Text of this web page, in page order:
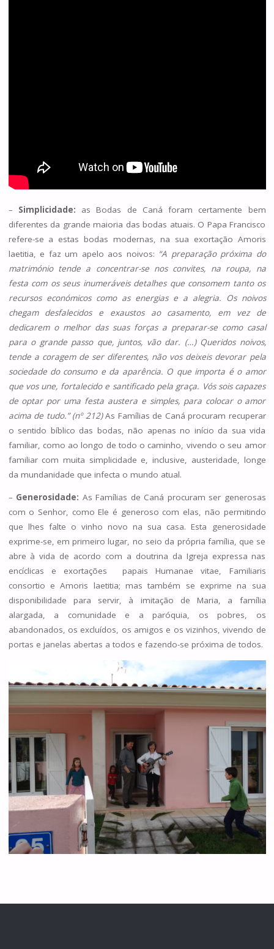
– Simplicidade: as Bodas de Caná foram certamente bem
diferentes da grande maioria das bodas atuais. O Papa Francisco
refere-se a estas bodas modernas, na sua exortação Amoris
laetitia, e faz um apelo aos noivos: “A preparação próxima do
matrimónio tende a concentrar-se nos convites, na roupa, na
festa com os seus inumeráveis detalhes que consomem tanto os
recursos económicos como as energias e a alegria. Os noivos
chegam desfalecidos e exaustos ao casamento, em vez de
dedicarem o melhor das suas forças a preparar-se como casal
para o grande passo que, juntos, vão dar. (…) Queridos noivos,
tende a coragem de ser diferentes, não vos deixeis devorar pela
sociedade do consumo e da aparência. O que importa é o amor
que vos une, fortalecido e santificado pela graça. Vós sois capazes
de optar por uma festa austera e simples, para colocar o amor
acima de tudo.” (nº 212)As Famílias de Caná procuram recuperar
o sentido bíblico das bodas, não apenas no início da sua vida
familiar, como ao longo de todo o caminho, vivendo o seu amor
familiar com muita simplicidade e, inclusive, austeridade, longe
da mundanidade que infecta o mundo atual.
– Generosidade: As Famílias de Caná procuram ser generosas
com o Senhor, como Ele é generoso com elas, não permitindo
que lhes falte o vinho novo na sua casa. Esta generosidade
exprime-se, em primeiro lugar, no seio da própria família, que se
abre à vida de acordo com a doutrina da Igreja expressa nas
encíclicas e exortações papais Humanae vitae, Familiaris
consortio e Amoris laetitia; mas também se exprime na sua
disponibilidade para servir, à imitação de Maria, a família
alargada, a comunidade e a paróquia, os pobres, os
abandonados, os excluídos, os amigos e os vizinhos, vivendo de
portas e janelas abertas a todos e fazendo-se próxima de todos.